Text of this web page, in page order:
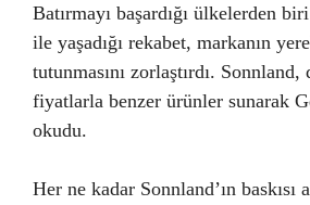
Batırmayı başardığı ülkelerden
ile yaşadığı rekabet, markanın
tutunmasını zorlaştırdı. Sonnland,
fiyatlarla benzer ürünler sunarak
okudu.
Her ne kadar Sonnland’ın baskısı